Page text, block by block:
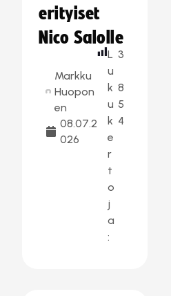
erityiset
Nico Salolle
Markku
Huopon
en
08.07.2
026
L
u
k
u
k
e
r
t
o
j
a
:
3
8
5
4